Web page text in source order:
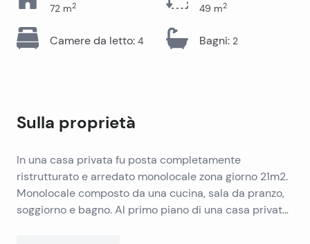
72 m2 49 m2
Camere da letto: 4 Bagni: 2
Sulla proprietà
In una casa privata fu posta completamente
ristrutturato e arredato monolocale zona giorno 21m2.
Monolocale composto da una cucina, sala da pranzo,
soggiorno e bagno. Al primo piano di una casa privata